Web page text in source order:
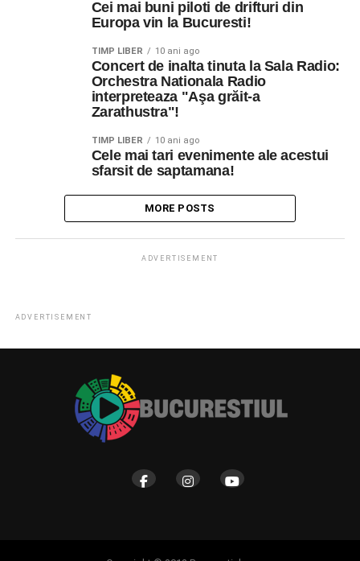
Cei mai buni piloti de drifturi din
Europa vin la Bucuresti!
TIMP LIBER 10 ani ago
Concert de inalta tinuta la Sala Radio:
Orchestra Nationala Radio
interpreteaza "Aşa grăit-a
Zarathustra"!
TIMP LIBER 10 ani ago
Cele mai tari evenimente ale acestui
sfarsit de saptamana!
MORE POSTS
ADVERTISEMENT
ADVERTISEMENT